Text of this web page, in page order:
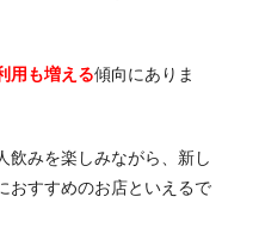
用も増える傾向にありま
飲みを楽しみながら、新し
おすすめのお店といえるで